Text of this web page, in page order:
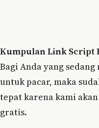
Kumpulan Link Script
Bagi Anda yang
untuk pacar, maka
tepat karena kami
gratis.